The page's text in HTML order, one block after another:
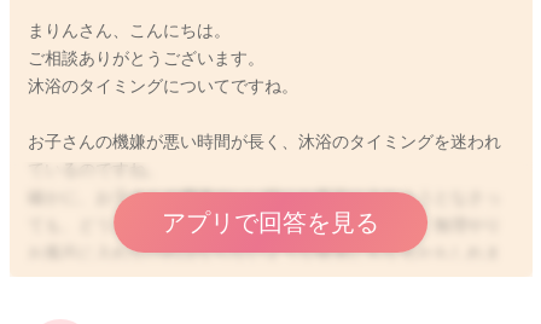
まりんさん、こんにちは。
ご相談ありがとうございます。
沐浴のタイミングについてですね。
お子さんの機嫌が悪い時間が長く、沐浴のタイミングを迷われ
ているのですね。
確かに、お子さんの機嫌のいい時にお風呂に入れようとなさっ
ても、どうしてもグズグズしている時間が長ければ、無理やり
お風呂に入れなければならないような状況にもなるかもしれま
せんね。
アプリで回答を見る